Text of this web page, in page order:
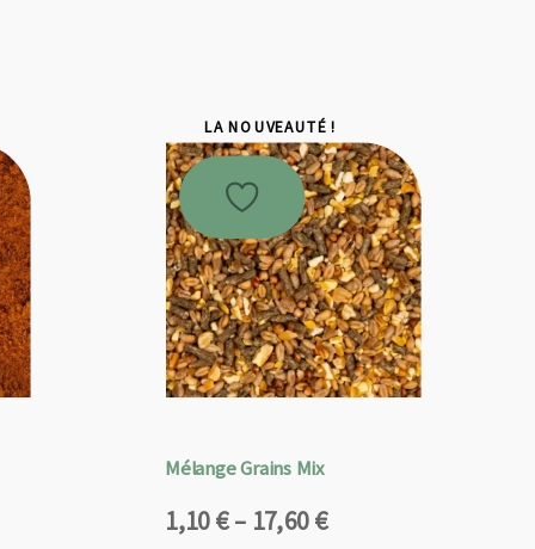
LA NOUVEAUTÉ !
Mélange Grains Mix
1,10€– 17,60€
Plage